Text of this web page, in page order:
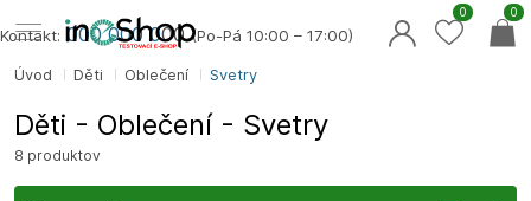
Úvod Děti Oblečení Svetry
Děti - Oblečení - Svetry
8 produktov
Kontakt: 000 000 000(Po-Pá 10:00 – 17:00)
0
0